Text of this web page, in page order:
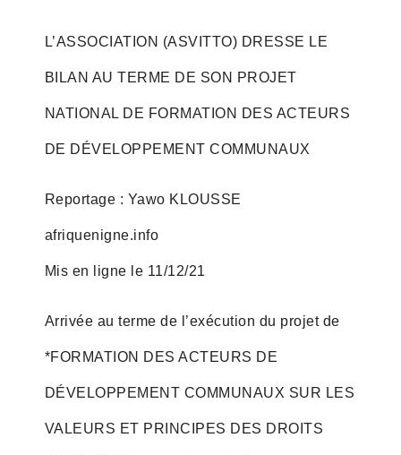
L’ASSOCIATION (ASVITTO) DRESSE LE
BILAN AU TERME DE SON PROJET
NATIONAL DE FORMATION DES ACTEURS
DE DÉVELOPPEMENT COMMUNAUX
Reportage : Yawo KLOUSSE
afriquenigne.info
Mis en ligne le 11/12/21
Arrivée au terme de l’exécution du projet de
*FORMATION DES ACTEURS DE
DÉVELOPPEMENT COMMUNAUX SUR LES
VALEURS ET PRINCIPES DES DROITS